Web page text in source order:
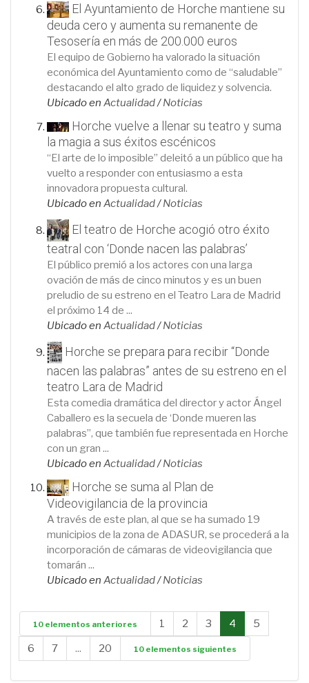
El Ayuntamiento de Horche mantiene su
deuda cero y aumenta su remanente de
Tesosería en más de 200.000 euros
El equipo de Gobierno ha valorado la situación
económica del Ayuntamiento como de “saludable”
destacando el alto grado de liquidez y solvencia.
Ubicado en Actualidad/Noticias
Horche vuelve a llenar su teatro y suma
la magia a sus éxitos escénicos
“El arte de lo imposible” deleitó a un público que ha
vuelto a responder con entusiasmo a esta
innovadora propuesta cultural.
Ubicado en Actualidad/Noticias
El teatro de Horche acogió otro éxito
teatral con ‘Donde nacen las palabras’
El público premió a los actores con una larga
ovación de más de cinco minutos y es un buen
preludio de su estreno en el Teatro Lara de Madrid
el próximo 14 de ...
Ubicado en Actualidad/Noticias
Horche se prepara para recibir “Donde
nacen las palabras” antes de su estreno en el
teatro Lara de Madrid
Esta comedia dramática del director y actor Ángel
Caballero es la secuela de ‘Donde mueren las
palabras”, que también fue representada en Horche
con un gran ...
Ubicado en Actualidad/Noticias
Horche se suma al Plan de
Videovigilancia de la provincia
A través de este plan, al que se ha sumado 19
municipios de la zona de ADASUR, se procederá a la
incorporación de cámaras de videovigilancia que
tomarán ...
Ubicado en Actualidad/Noticias
10 elementos anteriores 1 2 3 4
5
6
7 ... 20 10 elementos siguientes